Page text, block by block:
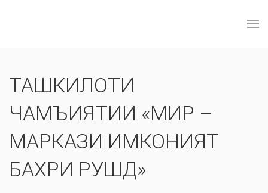
ТАШКИЛОТИ
ЧАМЪИЯТИИ «МИР –
МАРКАЗИ ИМКОНИЯТ
БАХРИ РУШД»